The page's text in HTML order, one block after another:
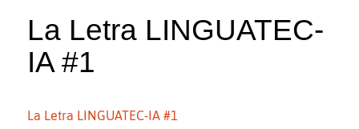
La Letra LINGUATEC-
IA #1
La Letra LINGUATEC-IA #1